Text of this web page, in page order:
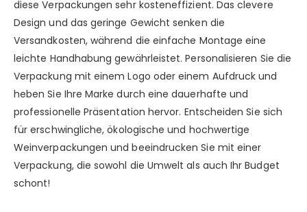
diese Verpackungen sehr kosteneffizient. Das clevere
Design und das geringe Gewicht senken die
Versandkosten, während die einfache Montage eine
leichte Handhabung gewährleistet. Personalisieren Sie die
Verpackung mit einem Logo oder einem Aufdruck und
heben Sie Ihre Marke durch eine dauerhafte und
professionelle Präsentation hervor. Entscheiden Sie sich
für erschwingliche, ökologische und hochwertige
Weinverpackungen und beeindrucken Sie mit einer
Verpackung, die sowohl die Umwelt als auch Ihr Budget
schont!